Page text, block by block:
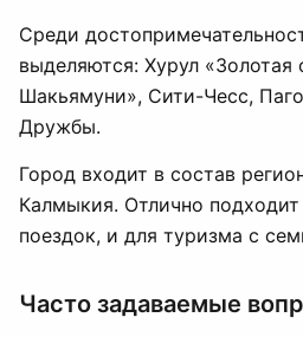
Среди
выделяются: Хурул «Золотая
Шакьямуни», Сити-Чесс,
Дружбы.
Город входит в состав
Калмыкия. Отлично
поездок, и для туризма с
Часто задаваемые